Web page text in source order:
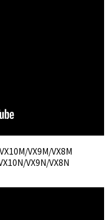
VX9M/VX8M
VX9N/VX8N